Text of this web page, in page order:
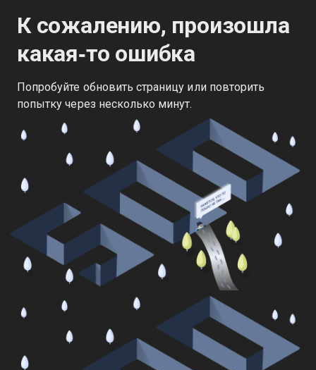
К сожалению, произошла
какая‑то ошибка
Попробуйте обновить страницу или повторить
попытку через несколько минут.